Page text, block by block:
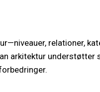
relationer,
arkitektur understøtter